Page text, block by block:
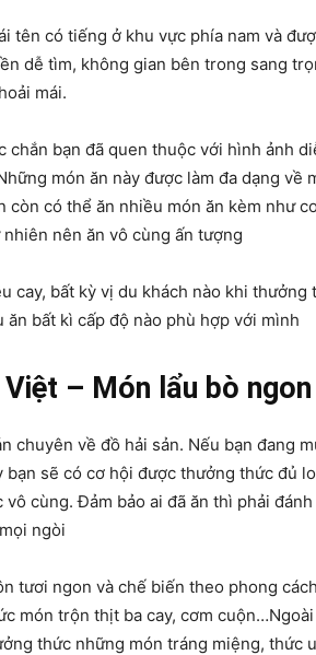
tên có tiếng ở khu vực phía nam và
dễ tìm, không gian bên trong sang
mái.
chắn bạn đã quen thuộc với hình ảnh
món ăn này được làm đa dạng về
còn có thể ăn nhiều món ăn kèm như
nên ăn vô cùng ấn tượng
cay, bất kỳ vị du khách nào khi thưởng
ăn bất kì cấp độ nào phù hợp với mình
– Món lẩu bò
chuyên về đồ hải sản. Nếu bạn đang
sẽ có cơ hội được thưởng thức đủ
cùng. Đảm bảo ai đã ăn thì phải
ngòi
tươi ngon và chế biến theo phong
món trộn thịt ba cay, cơm
thức những món tráng miệng, thức